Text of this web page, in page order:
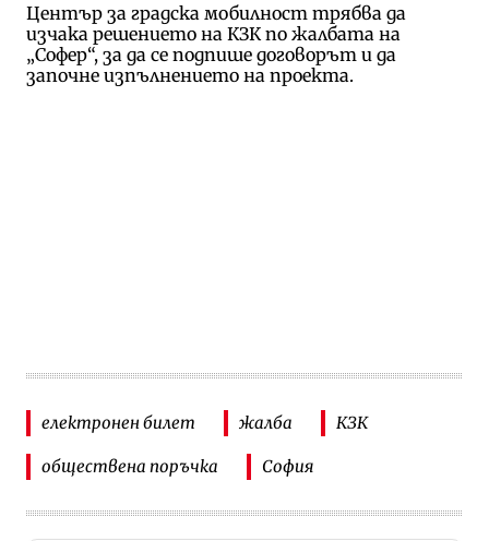
Център за градска мобилност трябва да
изчака решението на КЗК по жалбата на
„Софер“, за да се подпише договорът и да
започне изпълнението на проекта.
електронен билет жалба КЗК
обществена поръчка София